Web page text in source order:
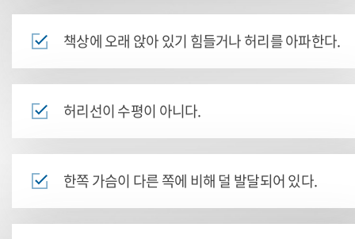
책상에 오래 앉아 있기 힘들거나 허리를 아파한다.
허리선이 수평이 아니다.
한쪽 가슴이 다른 쪽에 비해 덜 발달되어 있다.